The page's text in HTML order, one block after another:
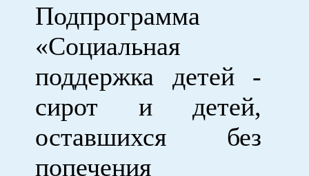
Подпрограмма
«Социальная
поддержка детей -
сирот и детей,
оставшихся без
попечения